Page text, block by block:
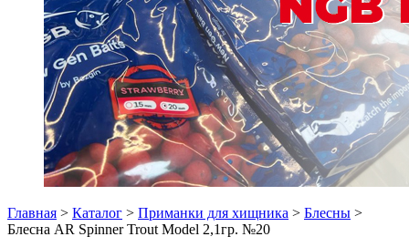
Главная > Каталог > Приманки для хищника > Блесны >
Блесна AR Spinner Trout Model 2,1гр. №20